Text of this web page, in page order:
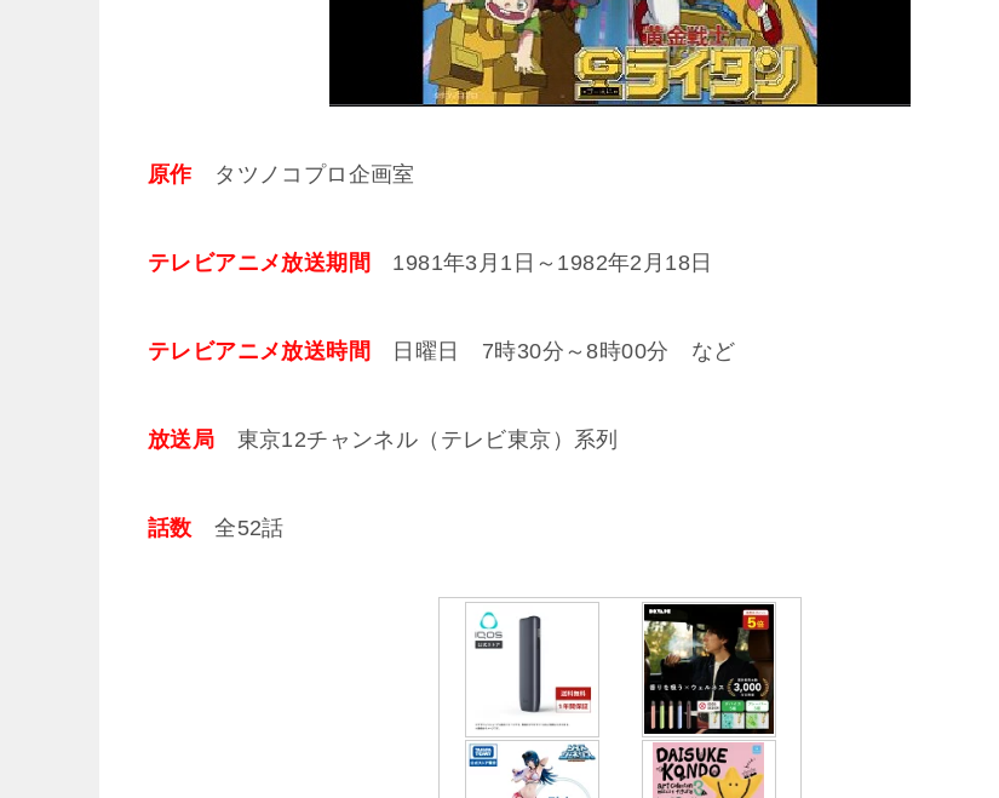
原作タツノコプロ企画室
テレビアニメ放送期間 1981年3月1日～1982年2月18日
テレビアニメ放送時間 日曜日 7時30分～8時00分 など
放送局 東京12チャンネル（テレビ東京）系列
話数 全52話